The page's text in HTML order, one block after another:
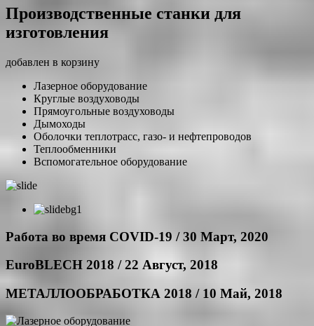
Производственные станки для
изготовления
добавлен в корзину
Лазерное оборудование
Круглые воздуховоды
Прямоугольные воздуховоды
Дымоходы
Оболочки теплотрасс, газо- и нефтепроводов
Теплообменники
Вспомогательное оборудование
Работа во время COVID-19 / 30 Март, 2020
EuroBLECH 2018 / 22 Август, 2018
МЕТАЛЛООБРАБОТКА 2018 / 10 Май, 2018